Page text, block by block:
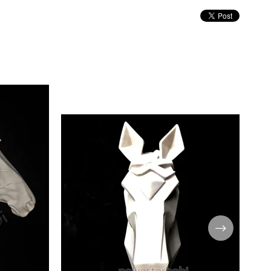
görünüme kavuştururken, klasik ve
vintage tarzdaki seçeneklerimiz ise
geleneksel atmosferi yansıtıyor.
Aydınlatma ürünleri koleksiyonumuz,
odalarınıza sıcaklık ve atmosfer
katmanın mükemmel bir yolunu sunuyor.
Modern ve şık tasarımlarımız,
mekanlarınıza çağdaş bir aydınlatma
çözümü sağlarken, klasik ve vintage
tarzdaki ürünlerimiz ise nostaljik bir